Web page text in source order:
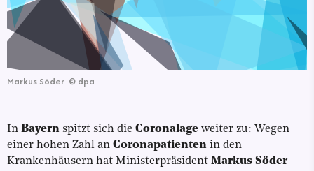
Markus Söder © dpa
In Bayern spitzt sich die Coronalage weiter zu: Wegen
einer hohen Zahl an Coronapatienten in den
Krankenhäusern hat Ministerpräsident Markus Söder